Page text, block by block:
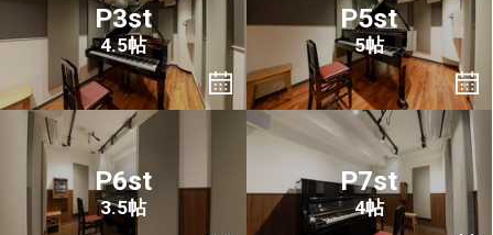
P3st
4.5帖
P5st
5帖
P6st
3.5帖
P7st
4帖